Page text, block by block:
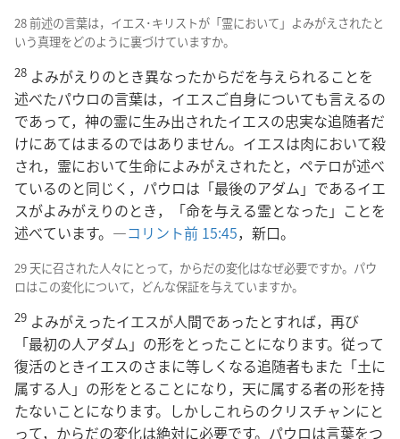
28 前述の言葉は，イエス･キリストが「霊において」よみがえされたと
いう真理をどのように裏づけていますか。
28 よみがえりのとき異なったからだを与えられることを
述べたパウロの言葉は，イエスご自身についても言えるの
であって，神の霊に生み出されたイエスの忠実な追随者だ
けにあてはまるのではありません。イエスは肉において殺
され，霊において生命によみがえされたと，ペテロが述べ
ているのと同じく，パウロは「最後のアダム」であるイエ
スがよみがえりのとき，「命を与える霊となった」ことを
述べています。―コリント前 15:45，新口。
29 天に召された人々にとって，からだの変化はなぜ必要ですか。パウ
ロはこの変化について，どんな保証を与えていますか。
29 よみがえったイエスが人間であったとすれば，再び
「最初の人アダム」の形をとったことになります。従って
復活のときイエスのさまに等しくなる追随者もまた「土に
属する人」の形をとることになり，天に属する者の形を持
たないことになります。しかしこれらのクリスチャンにと
って，からだの変化は絶対に必要です。パウロは言葉をつ